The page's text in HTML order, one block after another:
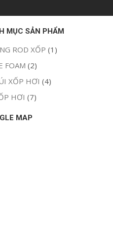
MỤC SẢN PHẨM
ROD XỐP (1)
FOAM (2)
XỐP HƠI (4)
HƠI (7)
MAP